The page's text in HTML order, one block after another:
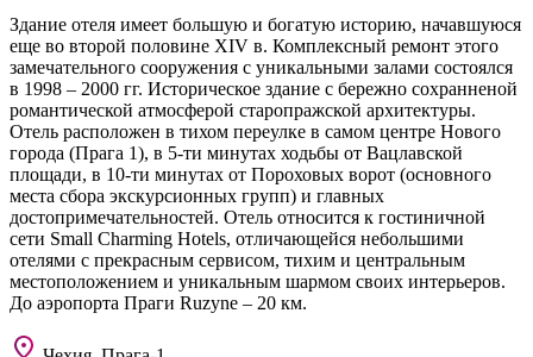
Здание отеля имеет большую и богатую историю, начавшуюся
еще во второй половине XIV в. Комплексный ремонт этого
замечательного сооружения с уникальными залами состоялся
в 1998 – 2000 гг. Историческое здание с бережно сохранненой
романтической атмосферой старопражской архитектуры.
Отель расположен в тихом переулке в самом центре Нового
города (Прага 1), в 5-ти минутах ходьбы от Вацлавской
площади, в 10-ти минутах от Пороховых ворот (основного
места сбора экскурсионных групп) и главных
достопримечательностей. Отель относится к гостиничной
сети Small Charming Hotels, отличающейся небольшими
отелями с прекрасным сервисом, тихим и центральным
местоположением и уникальным шармом своих интерьеров.
До аэропорта Праги Ruzyne – 20 км.